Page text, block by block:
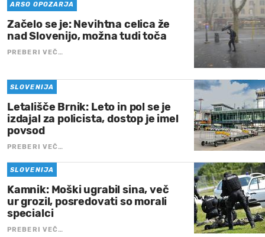
ARSO OPOZARJA
Začelo se je: Nevihtna celica že
nad Slovenijo, možna tudi toča
PREBERI VEČ…
SLOVENIJA
Letališče Brnik: Leto in pol se je
izdajal za policista, dostop je imel
povsod
PREBERI VEČ…
SLOVENIJA
Kamnik: Moški ugrabil sina, več
ur grozil, posredovati so morali
specialci
PREBERI VEČ…